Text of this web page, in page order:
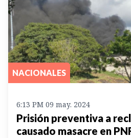
NACIONALES
6:13 PM 09 may. 2024
Prisión preventiva a
causado masacre en